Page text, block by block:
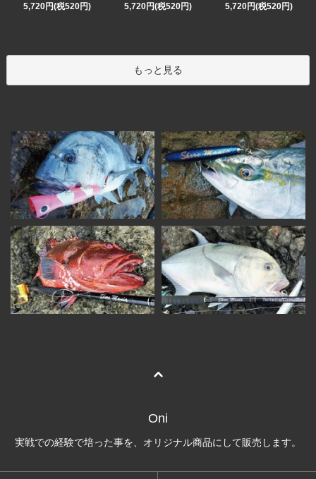
5,720円(税520円)
5,720円(税520円)
5,720円(税520円)
もっと見る
Oni
実戦での経験で培った事を、オリジナル商品にして販売します。